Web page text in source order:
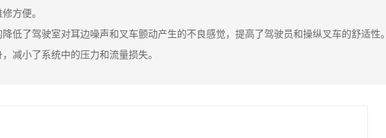
方便。
低了驾驶室对耳边噪声和叉车颤动产生的不良感觉，提高了驾驶员和操纵叉车的舒适性。
减小了系统中的压力和流量损失。